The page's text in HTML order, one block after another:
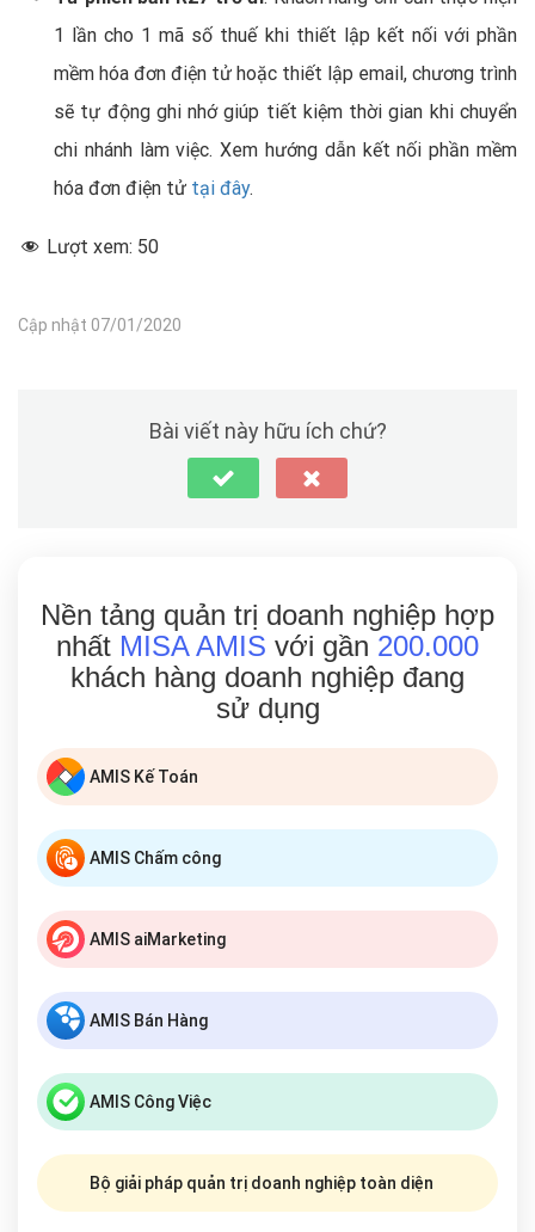
1 lần cho 1 mã số thuế khi thiết lập kết nối với phần
mềm hóa đơn điện tử hoặc thiết lập email, chương trình
sẽ tự động ghi nhớ giúp tiết kiệm thời gian khi chuyển
chi nhánh làm việc. Xem hướng dẫn kết nối phần mềm
hóa đơn điện tử tại đây.
Lượt xem: 50
Cập nhật 07/01/2020
Bài viết này hữu ích chứ?
Nền tảng quản trị doanh nghiệp hợp
nhất MISA AMIS với gần 200.000
khách hàng doanh nghiệp đang
sử dụng
AMIS Kế Toán
AMIS Chấm công
AMIS aiMarketing
AMIS Bán Hàng
AMIS Công Việc
Bộ giải pháp quản trị doanh nghiệp toàn diện